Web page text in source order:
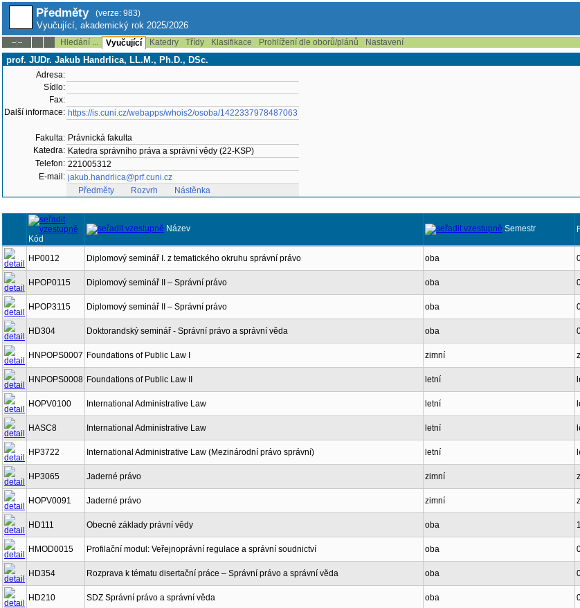
Předměty (verze: 983)
Vyučující, akademický rok 2025/2026
--:-- Hledání ... Vyučující Katedry Třídy Klasifikace Prohlížení dle oborů/plánů Nastavení
prof. JUDr. Jakub Handrlica, LL.M., Ph.D., DSc.
Adresa:
Sídlo:
Fax:
Další informace: https://is.cuni.cz/webapps/whois2/osoba/1422337978487063
Fakulta: Právnická fakulta
Katedra: Katedra správního práva a správní vědy (22-KSP)
Telefon: 221005312
E-mail: jakub.handrlica@prf.cuni.cz
Předměty
Rozvrh Nástěnka
Kód
Název Semestr
HP0012 Diplomový seminář I. z tematického okruhu správní právo oba
HPOP0115 Diplomový seminář II – Správní právo oba
HPOP3115 Diplomový seminář II – Správní právo oba
HD304 Doktorandský seminář - Správní právo a správní věda oba
HNPOPS0007 Foundations of Public Law I zimní
HNPOPS0008 Foundations of Public Law II letní
HOPV0100 International Administrative Law letní
HASC8 International Administrative Law letní
HP3722 International Administrative Law (Mezinárodní právo správní) letní
HP3065 Jaderné právo zimní
HOPV0091 Jaderné právo zimní
HD111 Obecné základy právní vědy oba
HMOD0015 Profilační modul: Veřejnoprávní regulace a správní soudnictví oba
HD354 Rozprava k tématu disertační práce – Správní právo a správní věda oba
HD210 SDZ Správní právo a správní věda oba